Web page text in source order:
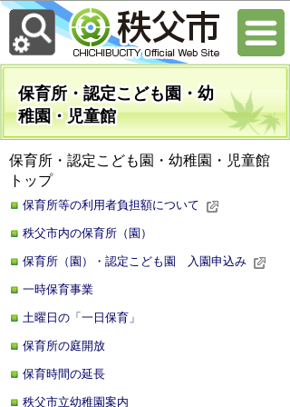
保育所・認定こども園・幼
稚園・児童館
保育所・認定こども園・幼稚園・児童館
トップ
保育所等の利用者負担額について
秩父市内の保育所（園）
保育所（園）・認定こども園 入園申込み
一時保育事業
土曜日の「一日保育」
保育所の庭開放
保育時間の延長
秩父市立幼稚園案内